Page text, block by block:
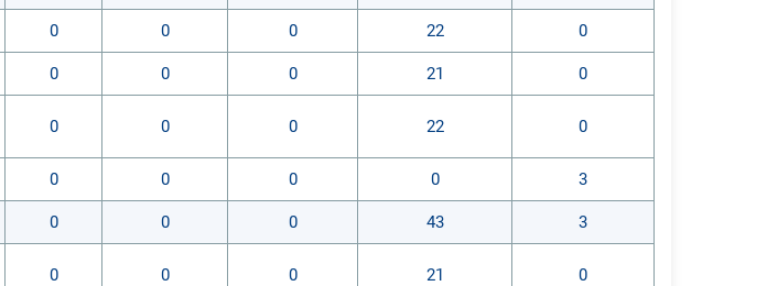
0 0 0 22 0
0 0 0 21 0
0 0 0 22 0
0 0 0 0 3
0 0 0 43 3
0 0 0 21 0